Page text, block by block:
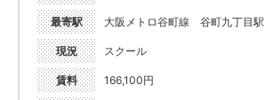
最寄駅 大阪メトロ谷町線 谷町九丁目駅
現況 スクール
賃料 166,100円